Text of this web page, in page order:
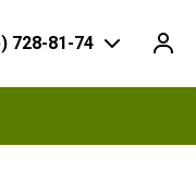
728-81-74